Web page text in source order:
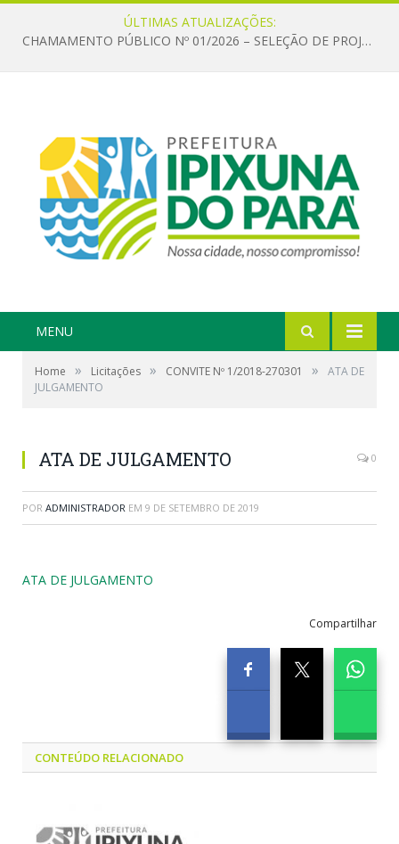
ÚLTIMAS ATUALIZAÇÕES:
CHAMAMENTO PÚBLICO Nº 01/2026 – SELEÇÃO DE PROJETOS PARA FIRMAR TERMO DE EXECUÇÃO CULTURAL COM RECURSOS DA POLÍTICA NACIONAL ALDIR BLANC DE FOMENTO À CULTURA – PNAB (LEI Nº 14.399/2022)
MENU
Home » Licitações » CONVITE Nº 1/2018-270301 »
ATA DE
JULGAMENTO
ATA DE JULGAMENTO 0
POR ADMINISTRADOR EM 9 DE SETEMBRO DE 2019
ATA DE JULGAMENTO
Compartilhar
CONTEÚDO RELACIONADO